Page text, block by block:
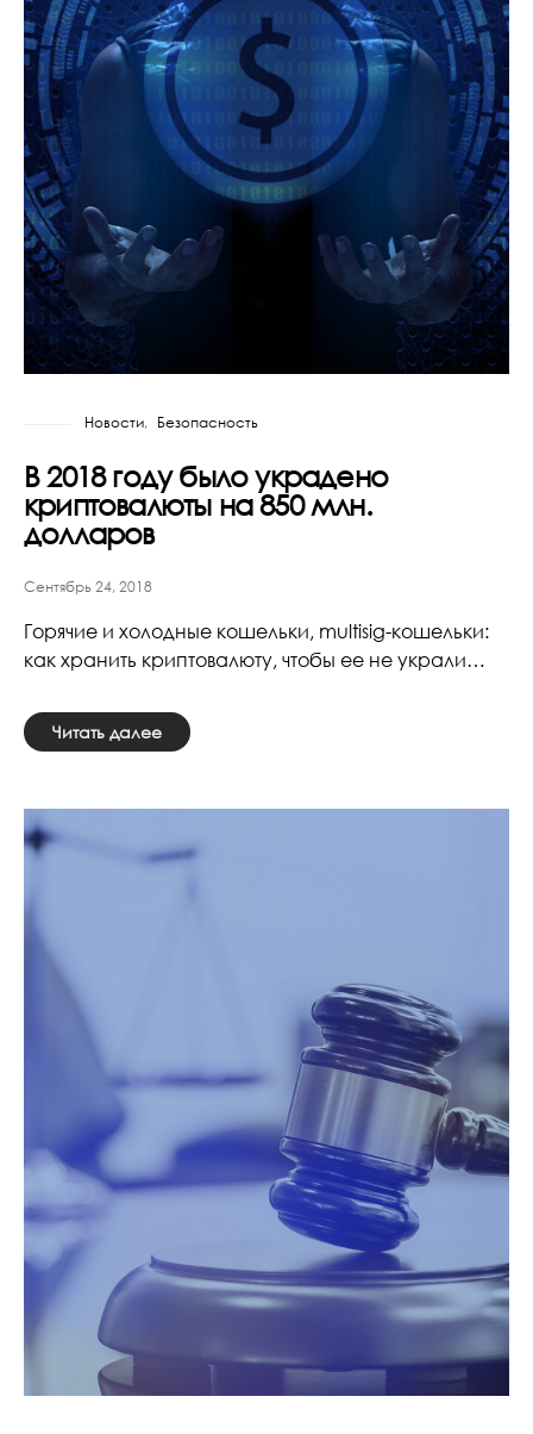
Новости Безопасность
В 2018 году было украдено
криптовалюты на 850 млн.
долларов
Сентябрь 24, 2018
Горячие и холодные кошельки, multisig-кошельки:
как хранить криптовалюту, чтобы ее не украли…
Читать далее